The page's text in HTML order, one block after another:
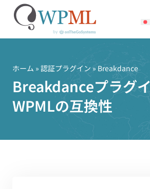
ッ
ホーム » 認証プラグイン » Breakdance
Breakdanceプラグ
WPMLの互換性